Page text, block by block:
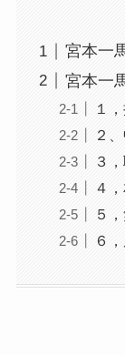
宮本一
宮本一
１
２
３
４
５
６